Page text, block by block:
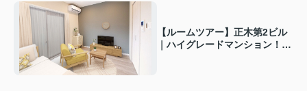
【ルームツアー】正木第2ビル
｜ハイグレードマンション！内